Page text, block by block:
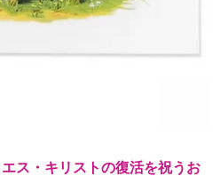
ス・キリストの復活を祝うお